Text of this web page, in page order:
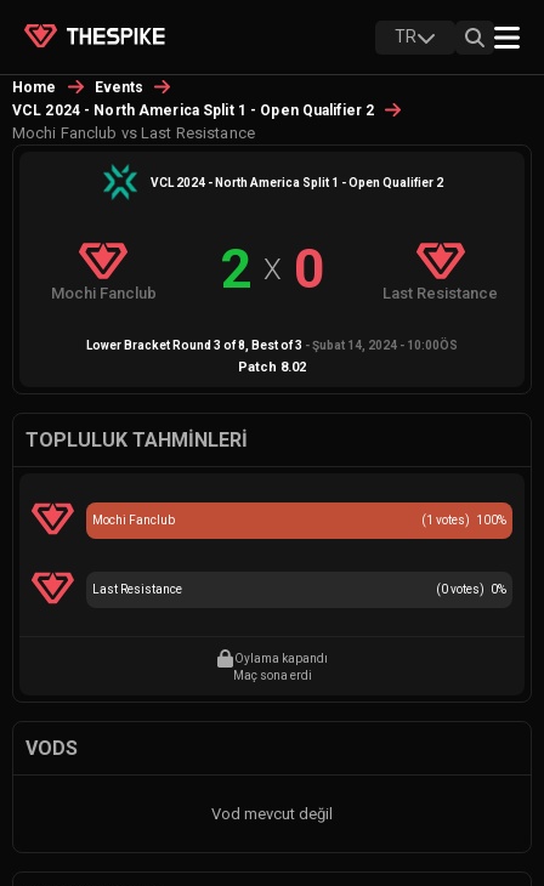
TR
Home
Events
VCL 2024 - North America Split 1 - Open Qualifier 2
Mochi Fanclub vs Last Resistance
VCL 2024 - North America Split 1 - Open Qualifier 2
Mochi Fanclub 2 X 0 Last Resistance
Lower Bracket Round 3 of 8 , Best of3 -Şubat 14, 2024 - 10:00ÖS
Patch 8.02
TOPLULUK TAHMINLERI
(1 votes) 100%
Mochi Fanclub
(0votes) 0%
Last Resistance
Oylama kapandı
Maç sona erdi
VODS
Vod mevcut değil